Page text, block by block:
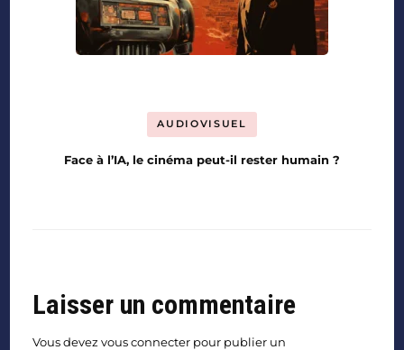
AUDIOVISUEL
Face à l’IA, le cinéma peut-il rester humain ?
Laisser un commentaire
Vous devezvous connecter pour publier un